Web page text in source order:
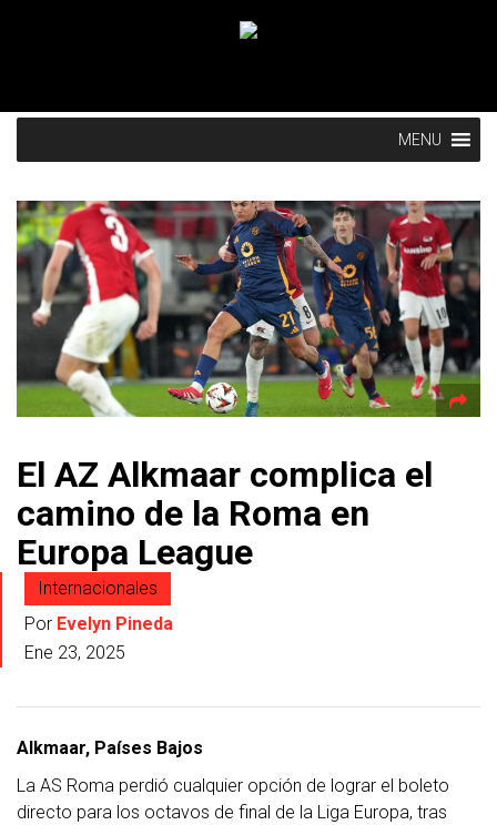
MENU
El AZ Alkmaar complica el
camino de la Roma en
Europa League
Internacionales
Por Evelyn Pineda
Ene 23, 2025
Alkmaar, Países Bajos
La AS Roma perdió cualquier opción de lograr el boleto
directo para los octavos de final de la Liga Europa, tras